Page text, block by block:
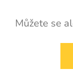
Můžete se